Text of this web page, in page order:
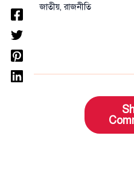
জাতীয়,রাজনীতি